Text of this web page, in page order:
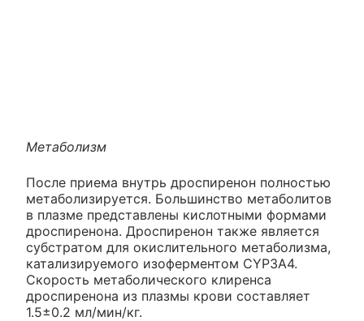
Метаболизм
После приема внутрь дроспиренон полностью
метаболизируется. Большинство метаболитов
в плазме представлены кислотными формами
дроспиренона. Дроспиренон также является
субстратом для окислительного метаболизма,
катализируемого изоферментом CYP3A4.
Скорость метаболического клиренса
дроспиренона из плазмы крови составляет
1.5±0.2 мл/мин/кг.